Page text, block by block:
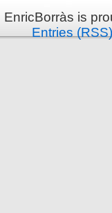
EnricBorràs is
Entries (RSS)